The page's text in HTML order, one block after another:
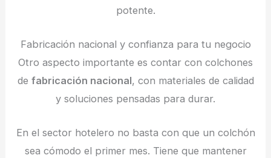
potente.
Fabricación nacional y confianza para tu negocio
Otro aspecto importante es contar con colchones
de fabricación nacional, con materiales de calidad
y soluciones pensadas para durar.
En el sector hotelero no basta con que un colchón
sea cómodo el primer mes. Tiene que mantener